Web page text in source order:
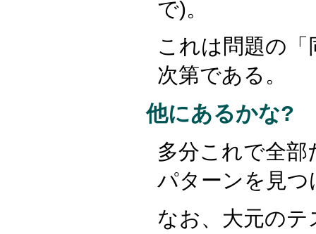
で)。
これは問題の
次第である。
他にあるかな?
多分これで全
パターンを見
なお、大元の